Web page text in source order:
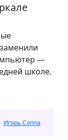
—
школе.
Игорь Соппа